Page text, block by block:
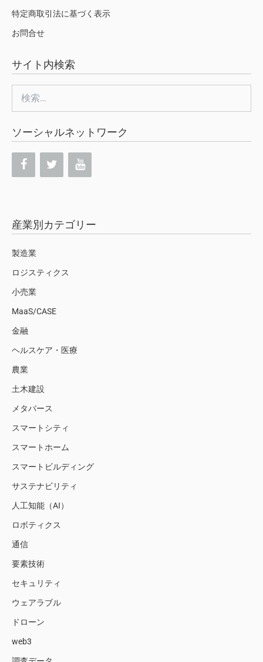
特定商取引法に基づく表示
お問合せ
サイト内検索
索:
ソーシャルネットワーク
産業別カテゴリー
製造業
ロジスティクス
小売業
MaaS/CASE
金融
ヘルスケア・医療
農業
土木建設
メタバース
スマートシティ
スマートホーム
スマートビルディング
サステナビリティ
人工知能（AI）
ロボティクス
通信
要素技術
セキュリティ
ウェアラブル
ドローン
web3